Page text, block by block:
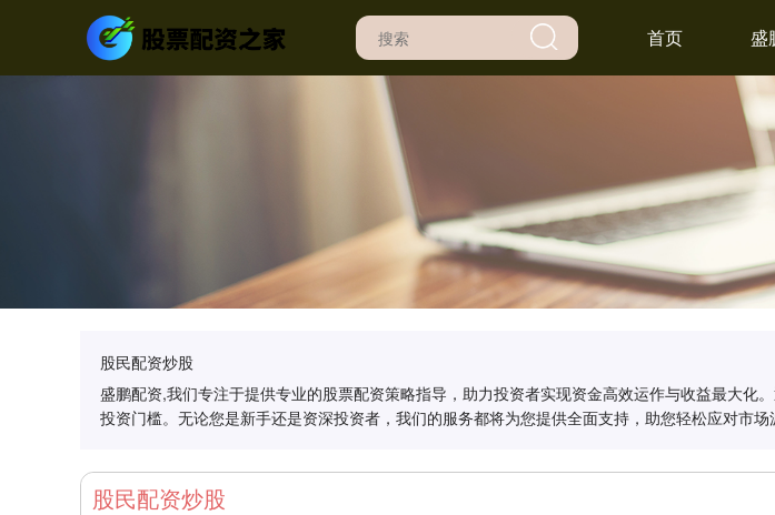
首页 盛
股民配资炒股
盛鹏配资,我们专注于提供专业的股票配资策略指导，助力投资者实现资金高效运作与收益最大
投资门槛。无论您是新手还是资深投资者，我们的服务都将为您提供全面支持，助您轻松应对市
股民配资炒股